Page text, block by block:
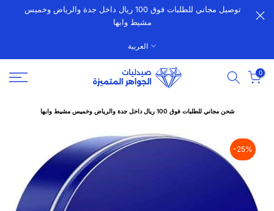
الانتقالتوصيل مجاني للطلبات فوق 100 ريال داخل جدة والرياض وخميس
مشيط وابها
العربية
0
شحن مجاني للطلبات فوق 100 ريال داخل جدة والرياض وخميس مشيط وابها
-25%